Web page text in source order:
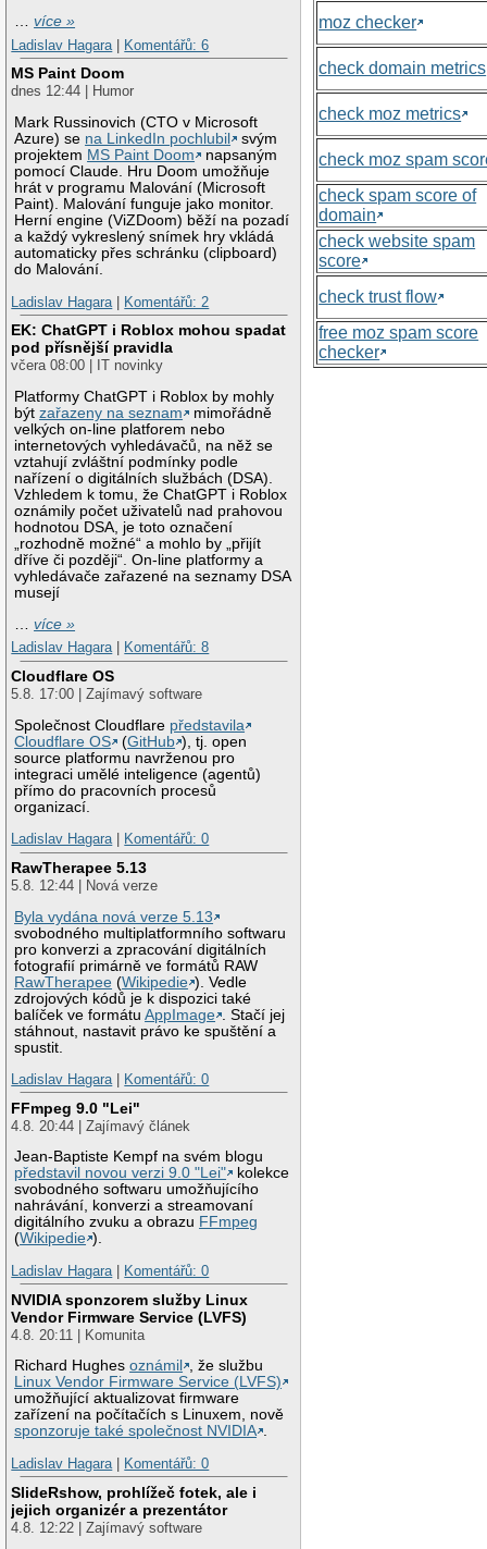
…více »
Ladislav Hagara
Komentářů: 6
MS Paint Doom
dnes 12:44 | Humor
Mark Russinovich (CTO v Microsoft
Azure) se na LinkedIn pochlubil
svým
projektem MS Paint Doom
napsaným
pomocí Claude. Hru Doom umožňuje
hrát v programu Malování (Microsoft
Paint). Malování funguje jako monitor.
Herní engine (ViZDoom) běží na pozadí
a každý vykreslený snímek hry vkládá
automaticky přes schránku (clipboard)
do Malování.
Ladislav Hagara
Komentářů: 2
EK: ChatGPT i Roblox mohou spadat
pod přísnější pravidla
včera 08:00 | IT novinky
Platformy ChatGPT i Roblox by mohly
býtzařazeny na seznam
mimořádně
velkých on-line platforem nebo
internetových vyhledávačů, na něž se
vztahují zvláštní podmínky podle
nařízení o digitálních službách (DSA).
Vzhledem k tomu, že ChatGPT i Roblox
oznámily počet uživatelů nad prahovou
hodnotou DSA, je toto označení
„rozhodně možné“ a mohlo by „přijít
dříve či později“. On-line platformy a
vyhledávače zařazené na seznamy DSA
musejí
…více »
Ladislav Hagara| Komentářů: 8
Cloudflare OS
5.8. 17:00 | Zajímavý software
Společnost Cloudflare představila
Cloudflare OS
(GitHub ), tj. open
source platformu navrženou pro
integraci umělé inteligence (agentů)
přímo do pracovních procesů
organizací.
Ladislav Hagara| Komentářů: 0
RawTherapee 5.13
5.8. 12:44 | Nová verze
Byla vydána nová verze 5.13
svobodného multiplatformního softwaru
pro konverzi a zpracování digitálních
fotografií primárně ve formátů RAW
RawTherapee (Wikipedie ). Vedle
zdrojových kódů je k dispozici také
balíček ve formátuAppImage
. Stačí jej
stáhnout, nastavit právo ke spuštění a
spustit.
Ladislav Hagara| Komentářů: 0
FFmpeg 9.0 "Lei"
4.8. 20:44 | Zajímavý článek
Jean-Baptiste Kempf na svém blogu
představil novou verzi 9.0 "Lei"
kolekce
svobodného softwaru umožňujícího
nahrávání, konverzi a streamovaní
digitálního zvuku a obrazu FFmpeg
(Wikipedie ).
Ladislav Hagara| Komentářů: 0
NVIDIA sponzorem služby Linux
Vendor Firmware Service (LVFS)
4.8. 20:11 | Komunita
Richard Hughesoznámil
, že službu
Linux Vendor Firmware Service (LVFS)
umožňující aktualizovat firmware
zařízení na počítačích s Linuxem, nově
sponzoruje také společnost NVIDIA .
Ladislav Hagara| Komentářů: 0
SlideRshow, prohlížeč fotek, ale i
jejich organizér a prezentátor
4.8. 12:22 | Zajímavý software
moz checker
check domain metrics
check moz metrics
check moz spam
check spam score of
domain
check website spam
score
check trust flow
free moz spam score
checker